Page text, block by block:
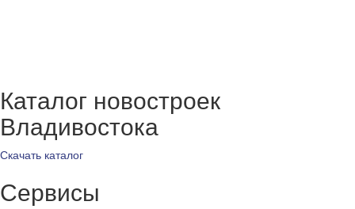
Каталог новостроек
Владивостока
Скачать каталог
Сервисы